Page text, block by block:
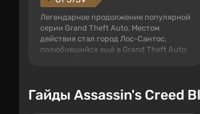
Легендарное продолжение популярной
серии Grand Theft Auto. Местом
действия стал город Лос-Сантос,
полюбившийся ещё в Grand Theft Auto:
которыми вы сможете переключаться в
любое время. Жанр и...
Гайды Assassin's Creed